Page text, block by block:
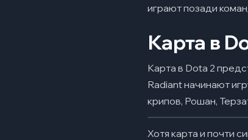
играют позади
Карта в
Карта в Dota 2
Radiant начинают
крипов, Рошан,
Хотя карта и почти